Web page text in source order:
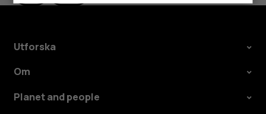
Utforska
Om
Planet and people